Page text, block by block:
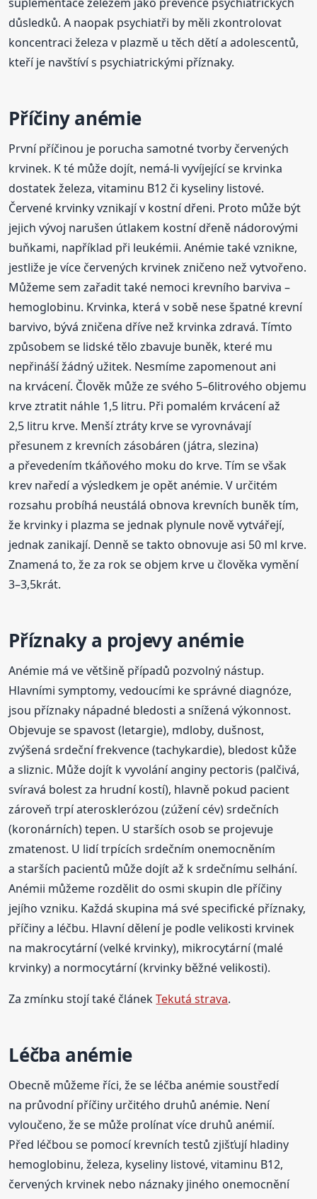
důsledků. A naopak psychiatři by měli zkontrolovat
koncentraci železa v plazmě u těch dětí a adolescentů,
kteří je navštíví s psychiatrickými příznaky.
Příčiny anémie
První příčinou je porucha samotné tvorby červených
krvinek. K té může dojít, nemá-li vyvíjející se krvinka
dostatek železa, vitaminu B12 či kyseliny listové.
Červené krvinky vznikají v kostní dřeni. Proto může být
jejich vývoj narušen útlakem kostní dřeně nádorovými
buňkami, například při leukémii. Anémie také vznikne,
jestliže je více červených krvinek zničeno než vytvořeno.
Můžeme sem zařadit také nemoci krevního barviva –
hemoglobinu. Krvinka, která v sobě nese špatné krevní
barvivo, bývá zničena dříve než krvinka zdravá. Tímto
způsobem se lidské tělo zbavuje buněk, které mu
nepřináší žádný užitek. Nesmíme zapomenout ani
na krvácení. Člověk může ze svého 5–6litrového objemu
krve ztratit náhle 1,5 litru. Při pomalém krvácení až
2,5 litru krve. Menší ztráty krve se vyrovnávají
přesunem z krevních zásobáren (játra, slezina)
a převedením tkáňového moku do krve. Tím se však
krev naředí a výsledkem je opět anémie. V určitém
rozsahu probíhá neustálá obnova krevních buněk tím,
že krvinky i plazma se jednak plynule nově vytvářejí,
jednak zanikají. Denně se takto obnovuje asi 50 ml krve.
Znamená to, že za rok se objem krve u člověka vymění
3–3,5krát.
Příznaky a projevy anémie
Anémie má ve většině případů pozvolný nástup.
Hlavními symptomy, vedoucími ke správné diagnóze,
jsou příznaky nápadné bledosti a snížená výkonnost.
Objevuje se spavost (letargie), mdloby, dušnost,
zvýšená srdeční frekvence (tachykardie), bledost kůže
a sliznic. Může dojít k vyvolání anginy pectoris (palčivá,
svíravá bolest za hrudní kostí), hlavně pokud pacient
zároveň trpí aterosklerózou (zúžení cév) srdečních
(koronárních) tepen. U starších osob se projevuje
zmatenost. U lidí trpících srdečním onemocněním
a starších pacientů může dojít až k srdečnímu selhání.
Anémii můžeme rozdělit do osmi skupin dle příčiny
jejího vzniku. Každá skupina má své specifické příznaky,
příčiny a léčbu. Hlavní dělení je podle velikosti krvinek
na makrocytární (velké krvinky), mikrocytární (malé
krvinky) a normocytární (krvinky běžné velikosti).
Za zmínku stojí také článekTekutá strava.
Léčba anémie
Obecně můžeme říci, že se léčba anémie soustředí
na průvodní příčiny určitého druhů anémie. Není
vyloučeno, že se může prolínat více druhů anémií.
Před léčbou se pomocí krevních testů zjišťují hladiny
hemoglobinu, železa, kyseliny listové, vitaminu B12,
červených krvinek nebo náznaky jiného onemocnění